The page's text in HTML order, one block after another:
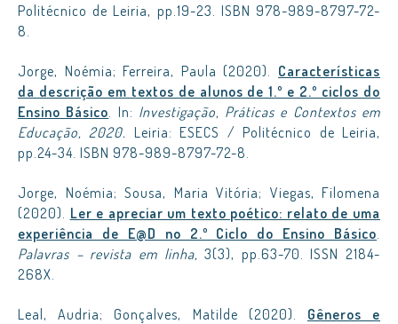
Politécnico de Leiria, pp.19-23. ISBN 978-989-8797-72-
8.
Jorge, Noémia; Ferreira, Paula (2020). Características
da descrição em textos de alunos de 1.º e 2.º ciclos do
Ensino Básico. In: Investigação, Práticas e Contextos em
Educação, 2020. Leiria: ESECS / Politécnico de Leiria,
pp.24-34. ISBN 978-989-8797-72-8.
Jorge, Noémia; Sousa, Maria Vitória; Viegas, Filomena
(2020). Ler e apreciar um texto poético: relato de uma
experiência de E@D no 2.º Ciclo do Ensino Básico.
Palavras – revista em linha, 3(3), pp.63-70. ISSN 2184-
268X.
Leal, Audria; Gonçalves, Matilde (2020). Gêneros e